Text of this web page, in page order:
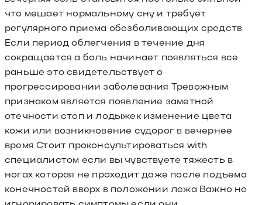
что мешает нормальному сну и требует
регулярного приема обезболивающих средств
Если период облегчения в течение дня
сокращается а боль начинает появляться все
раньше это свидетельствует о
прогрессировании заболевания Тревожным
признаком является появление заметной
отечности стоп и лодыжек изменение цвета
кожи или возникновение судорог в вечернее
время Стоит проконсультироваться with
специалистом если вы чувствуете тяжесть в
ногах которая не проходит даже после подъема
конечностей вверх в положении лежа Важно не